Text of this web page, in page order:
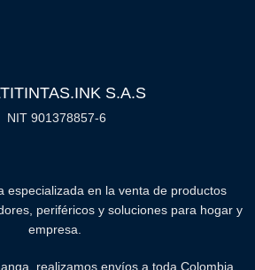
S.A.S
NIT 901378857-6
especializada en la venta de productos
periféricos y soluciones para hogar y
empresa.
realizamos envíos a toda Colombia.